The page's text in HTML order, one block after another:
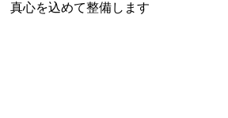
真心を込めて整備します